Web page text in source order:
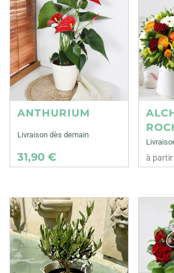
ANTHURIUM
Livraison dès demain
31,90 € à